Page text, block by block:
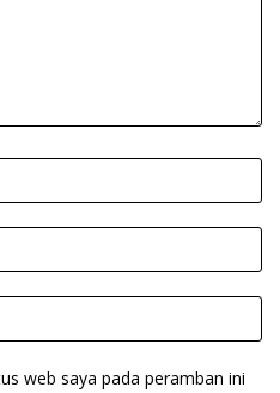
web saya pada peramban ini